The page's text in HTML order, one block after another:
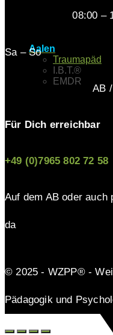
Aalen
Traumapäd
I.B.T.®
EMDR
08:00 –
Sa – So
AB
Für Dich erreichbar
+49 (0)7965 802 72 58
Auf dem AB oder
da
© 2025 - WZPP® -
Pädagogik und